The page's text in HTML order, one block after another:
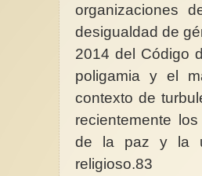
organizaciones
desigualdad de
2014 del Código
poligamia y el
contexto de
recientemente
de la paz y la
religioso.83